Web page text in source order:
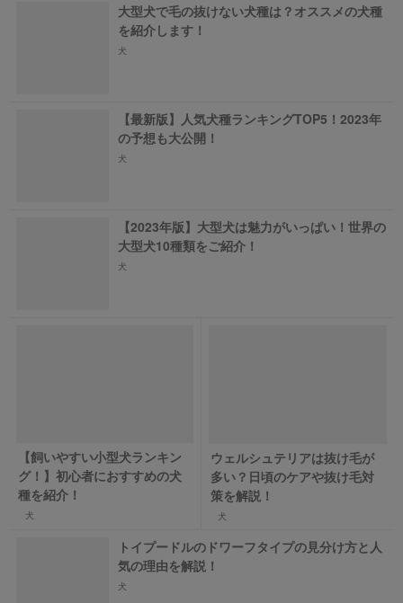
大型犬で毛の抜けない犬種は？オススメの犬種
を紹介します！
犬
【最新版】人気犬種ランキングTOP5！2023年
の予想も大公開！
犬
【2023年版】大型犬は魅力がいっぱい！世界の
大型犬10種類をご紹介！
犬
【飼いやすい小型犬ランキン
グ！】初心者におすすめの犬
種を紹介！
犬
ウェルシュテリアは抜け毛が
多い？日頃のケアや抜け毛対
策を解説！
犬
トイプードルのドワーフタイプの見分け方と人
気の理由を解説！
犬